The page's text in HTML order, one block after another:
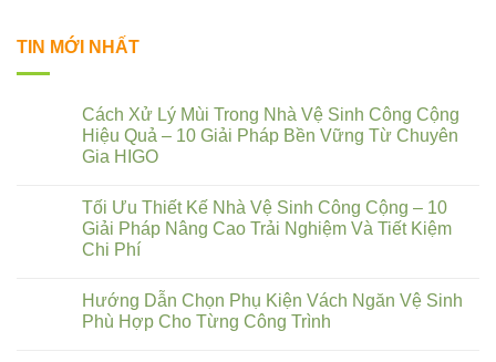
TIN MỚI NHẤT
Cách Xử Lý Mùi Trong Nhà Vệ Sinh Công Cộng
Hiệu Quả – 10 Giải Pháp Bền Vững Từ Chuyên
Gia HIGO
Tối Ưu Thiết Kế Nhà Vệ Sinh Công Cộng – 10
Giải Pháp Nâng Cao Trải Nghiệm Và Tiết Kiệm
Chi Phí
Hướng Dẫn Chọn Phụ Kiện Vách Ngăn Vệ Sinh
Phù Hợp Cho Từng Công Trình